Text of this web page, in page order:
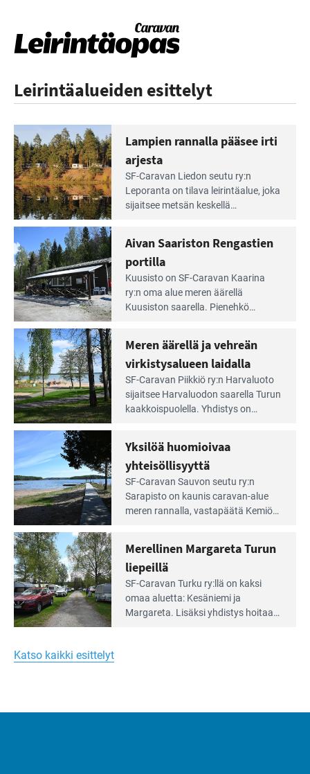
Leirintäalueiden esittelyt
Lue
Leirintäoppaan
artikkeli:
Lampien
rannalla
pääsee
irti
arjesta
Lampien rannalla pääsee irti
arjesta
SF-Caravan Liedon seutu ry:n
Leporanta on tilava leirintäalue, joka
sijaitsee metsän kes­kellä
tarjoaa ympäris­töineen kauniit
maisemat ja loistavat virkistäytymis­
mahdollisuudet.
Lue
Leirintäoppaan
artikkeli:
Aivan
Saariston
Rengastien
portilla
Aivan Saariston Rengastien
portilla
Kuusisto on SF-Caravan Kaarina
ry:n oma alue meren äärellä
Kuusiston saarella. Pie­nehkö
Lue
Leirintäoppaan
artikkeli:
Meren
äärellä
ja
vehreän
virkistysalueen
laidalla
Meren äärellä ja vehreän
virkistysalueen laidalla
SF-Caravan Piikkiö ry:n Harvaluoto
sijait­see Harvaluodon saarella Turun
kaakkois­puolella. Yhdistys on
virkistysalueesta.
Lue
Leirintäoppaan
artikkeli:
Yksilöä
huomioivaa
yhteisöllisyyttä
Yksilöä huomioivaa
yhteisöllisyyttä
SF-Caravan Sauvon seutu ry:n
Sarapisto on kaunis caravan-alue
meren rannalla, vasta­päätä Kemiön
kymmenen paikkaa ilman sähköä.
Lue
Leirintäoppaan
artikkeli:
Merellinen
Turun
liepeillä
Merellinen Margareta Turun
liepeillä
SF-Caravan Turku ry:llä on kaksi
omaa aluet­ta: Kesäniemi ja
Margareta. Lisäksi yhdis­tys hoitaa
Katso kaikki esittelyt